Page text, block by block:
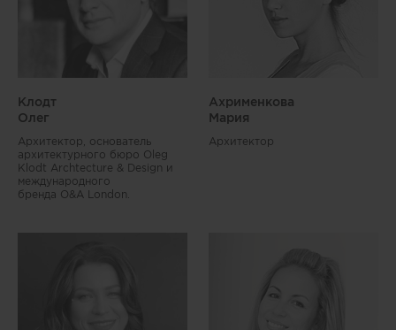
Клодт
Олег
Архитектор, основатель
архитектурного бюро Oleg
Klodt Archtecture & Design и
международного
бренда O&A London.
Ахрименкова
Мария
Архитектор